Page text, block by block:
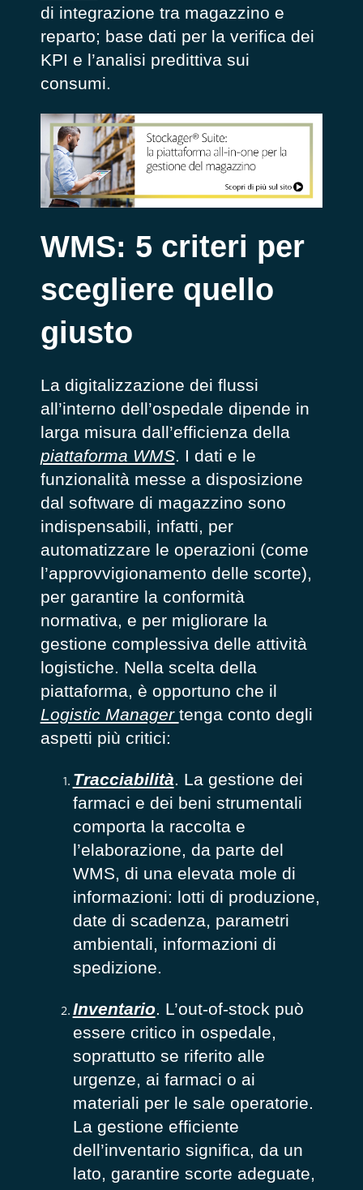
di integrazione tra magazzino e
reparto; base dati per la verifica dei
KPI e l’analisi predittiva sui
consumi.
WMS: 5 criteri per
scegliere quello
giusto
La digitalizzazione dei flussi
all’interno dell’ospedale dipende in
larga misura dall’efficienza della
piattaforma WMS. I dati e le
funzionalità messe a disposizione
dal software di magazzino sono
indispensabili, infatti, per
automatizzare le operazioni (come
l’approvvigionamento delle scorte),
per garantire la conformità
normativa, e per migliorare la
gestione complessiva delle attività
logistiche. Nella scelta della
piattaforma, è opportuno che il
Logistic Manager tenga conto degli
aspetti più critici:
Tracciabilità. La gestione dei
farmaci e dei beni strumentali
comporta la raccolta e
l’elaborazione, da parte del
WMS, di una elevata mole di
informazioni: lotti di produzione,
date di scadenza, parametri
ambientali, informazioni di
spedizione.
Inventario. L’out-of-stock può
essere critico in ospedale,
soprattutto se riferito alle
urgenze, ai farmaci o ai
materiali per le sale operatorie.
La gestione efficiente
dell’inventario significa, da un
lato, garantire scorte adeguate,